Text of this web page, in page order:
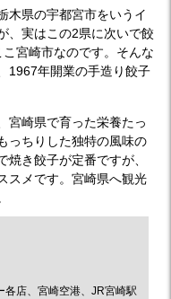
木県の宇都宮市をいうイ
、実はこの2県に次いで餃
宮崎市なのです。そんな
1967年開業の手造り餃子
宮崎県で育った栄養たっ
っちりした独特の風味の
き餃子が定番ですが、
スメです。宮崎県へ観光
各店、宮崎空港、JR宮崎駅